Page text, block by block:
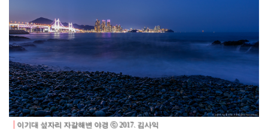
이기대 섶자리 자갈해변 야경 ⓒ 2017. 김사익